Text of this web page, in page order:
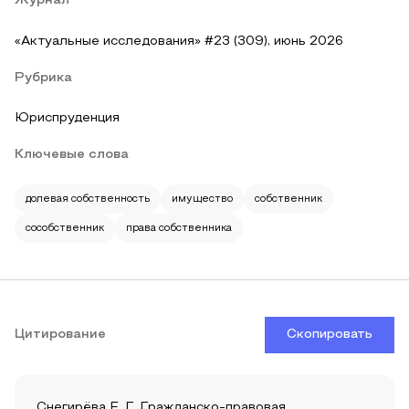
«Актуальные исследования» #23 (309), июнь 2026
Рубрика
Юриспруденция
Ключевые слова
долевая собственность имущество собственник
сособственник права собственника
Цитирование Скопировать